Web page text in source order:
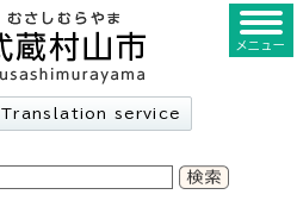
Translation service
メニュー